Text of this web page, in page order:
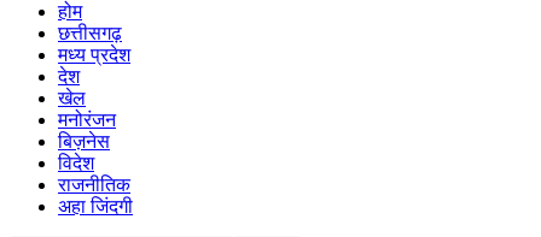
होम
छत्तीसगढ़
मध्य प्रदेश
देश
खेल
मनोरंजन
बिज़नेस
विदेश
राजनीतिक
अहा जिंदगी